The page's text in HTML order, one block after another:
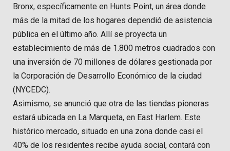
Bronx, específicamente en Hunts Point, un área donde
más de la mitad de los hogares dependió de asistencia
pública en el último año. Allí se proyecta un
establecimiento de más de 1.800 metros cuadrados con
una inversión de 70 millones de dólares gestionada por
la Corporación de Desarrollo Económico de la ciudad
(NYCEDC).
Asimismo, se anunció que otra de las tiendas pioneras
estará ubicada en La Marqueta, en East Harlem. Este
histórico mercado, situado en una zona donde casi el
40% de los residentes recibe ayuda social, contará con